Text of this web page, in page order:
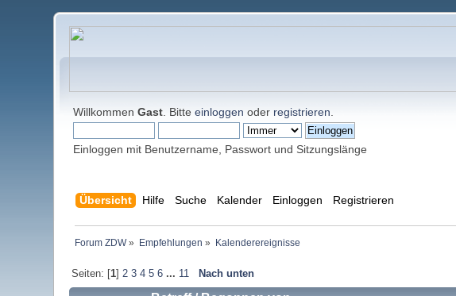
WillkommenGast . Bitteeinloggen oder registrieren
Einloggen mit Benutzername, Passwort und Sitzungslänge
Übersicht Hilfe Suche Kalender Einloggen Registrieren
Forum ZDW» Empfehlungen » Kalenderereignisse
Seiten: [1] 2 3 4 5 6 ... 11 Nach unten